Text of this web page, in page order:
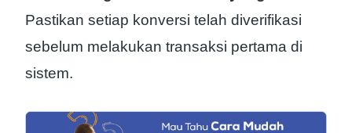
Pastikan setiap konversi telah diverifikasi
sebelum melakukan transaksi pertama di
sistem.